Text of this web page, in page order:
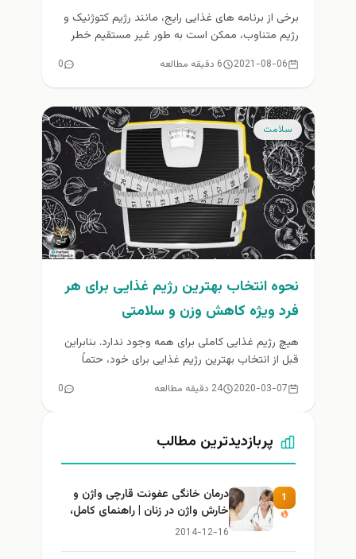
برخی از برنامه های غذایی رایج، مانند رژیم کتوژنیک و
رژیم متناوب، ممکن است به طور غیر مستقیم خطر
2021-08-06 6 دقیقه مطالعه 0
سلامت
نحوه انتخاب بهترین رژیم غذایی برای هر
فرد ویژه کاهش وزن و سلامتی
هیچ رژیم غذایی کاملی برای همه وجود ندارد. بنابراین
قبل از انتخاب بهترین رژیم غذایی برای خود، حتماً
2020-03-07 24 دقیقه مطالعه 0
پربازدیدترین مطالب
1
درمان خانگی عفونت قارچی واژن و
خارش واژن در زنان | راهنمای کامل،
ایمن و کاربردی
2014-12-16